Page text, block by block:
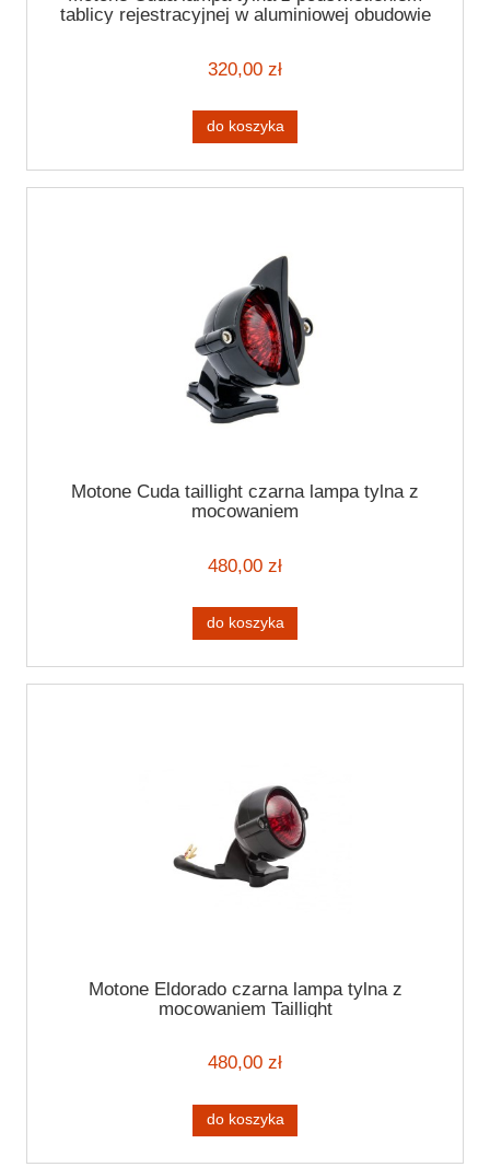
tablicy rejestracyjnej w aluminiowej obudowie
320,00 zł
do koszyka
Motone Cuda taillight czarna lampa tylna z
mocowaniem
480,00 zł
do koszyka
Motone Eldorado czarna lampa tylna z
mocowaniem Taillight
480,00 zł
do koszyka